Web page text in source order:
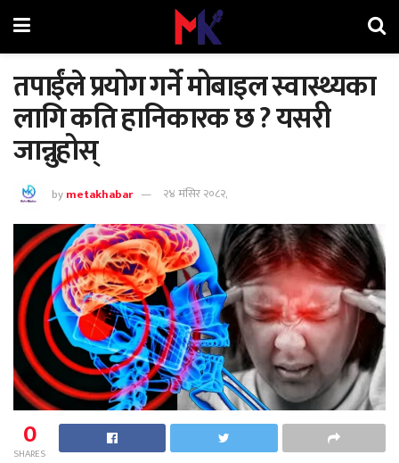
तपाईंले प्रयोग गर्ने मोबाइल स्वास्थ्यका
लागि कति हानिकारक छ ? यसरी
जान्नुहोस्
bymetakhabar २४ मंसिर २०८२,
0
SHARES